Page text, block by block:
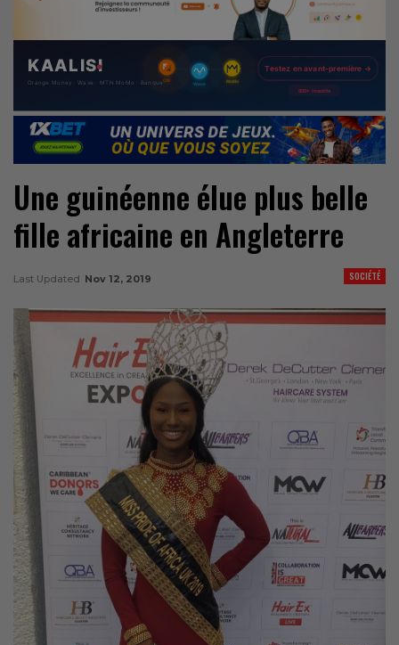
Une guinéenne élue plus belle
fille africaine en Angleterre
SOCIÉTÉ
Last Updated Nov 12, 2019